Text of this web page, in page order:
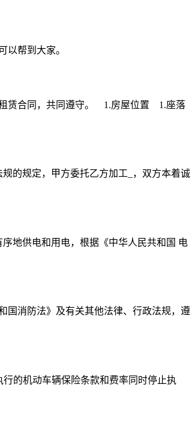
以帮到大家。
赁合同，共同遵守。 1.房屋位置 1.座落
规定，甲方委托乙方加工_，双方本着诚
地供电和用电，根据《中华人民共和国 电
消防法》及有关其他法律、行政法规，遵
的机动车辆保险条款和费率同时停止执